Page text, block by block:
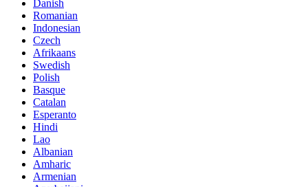
Danish
Romanian
Indonesian
Czech
Afrikaans
Swedish
Polish
Basque
Catalan
Esperanto
Hindi
Lao
Albanian
Amharic
Armenian